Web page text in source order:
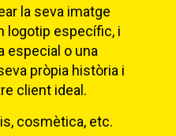
la seva imatge
logotip específic, i
especial o una
pròpia història i
client ideal.
cosmètica, etc.